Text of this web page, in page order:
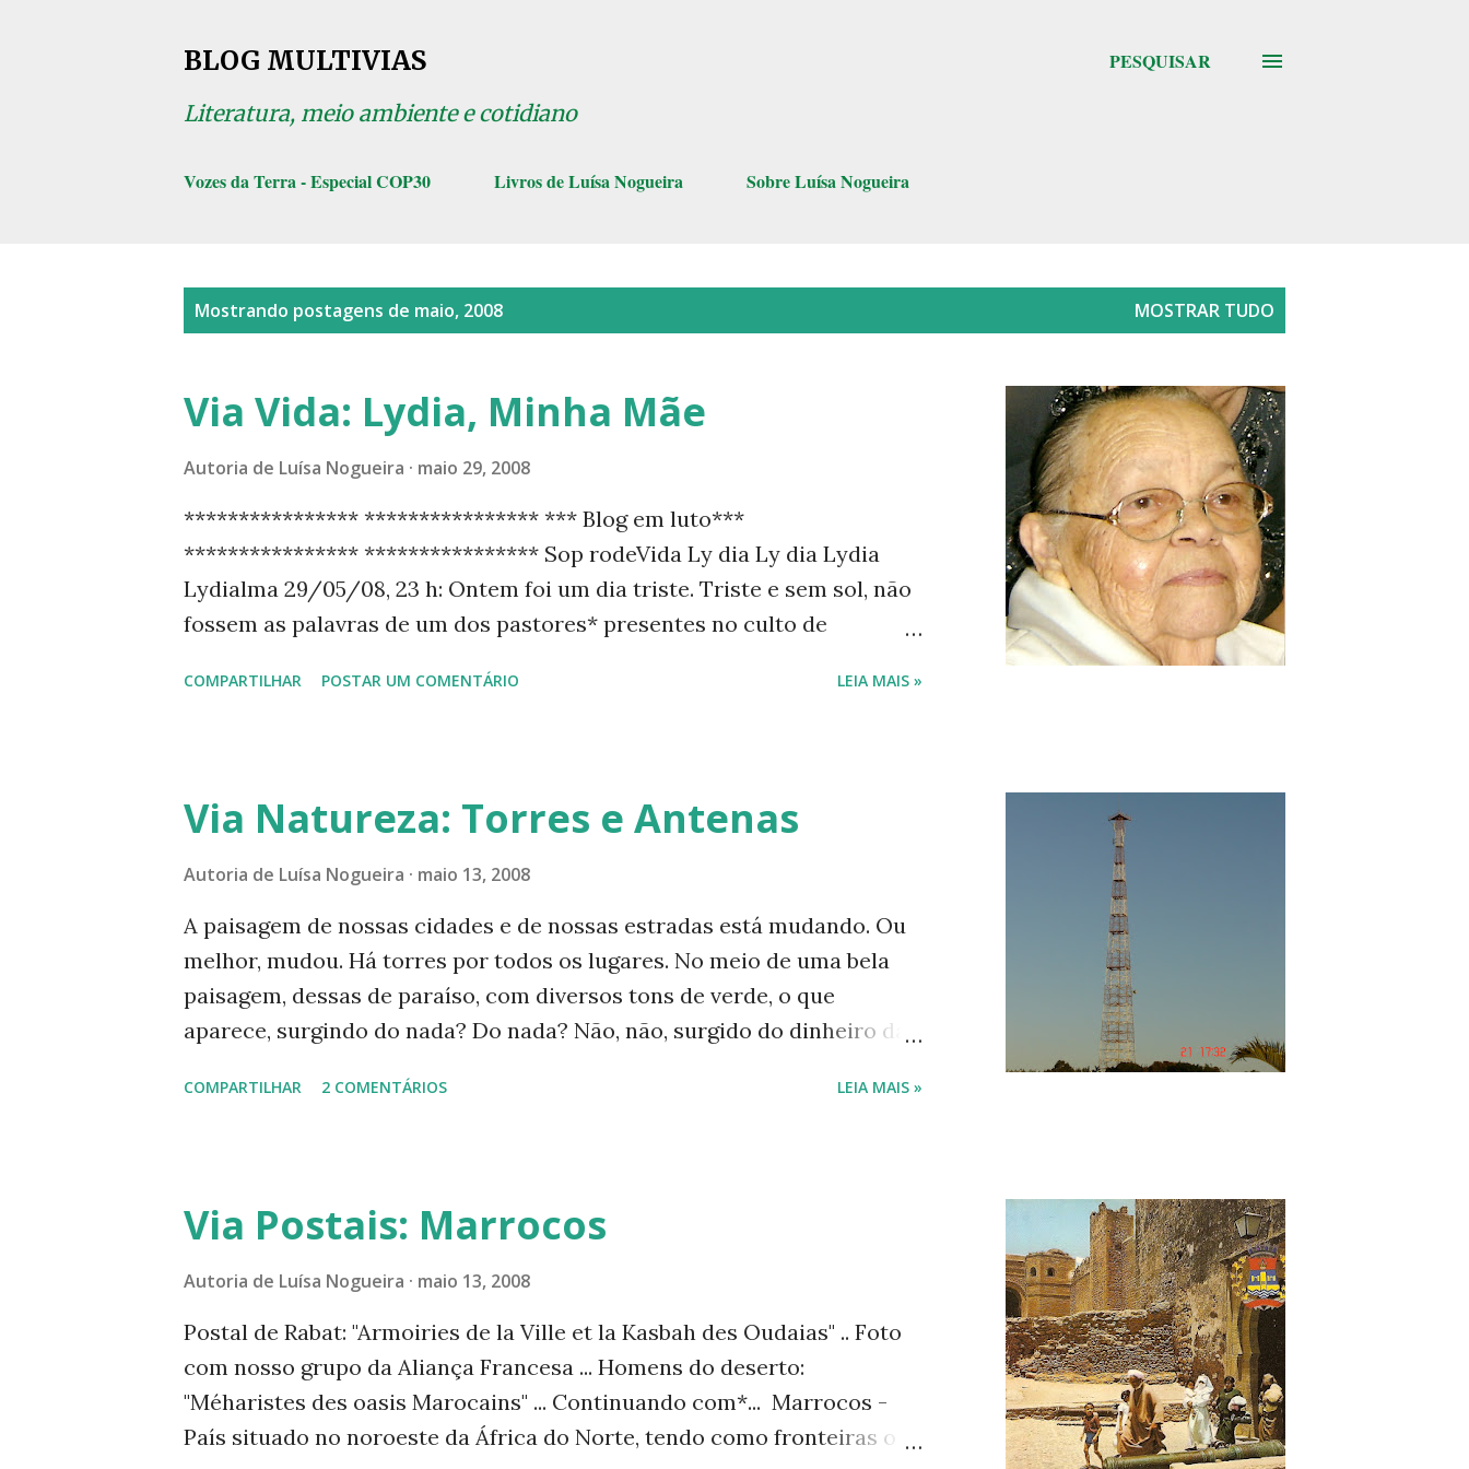
BLOG MULTIVIAS
Literatura, meio ambiente e cotidiano
PESQUISAR
Vozes da Terra - Especial COP30 Livros de Luísa Nogueira Sobre Luísa Nogueira
Mostrando postagens de maio, 2008 MOSTRAR TUDO
Via Vida: Lydia, Minha Mãe
Autoria de Luísa Nogueira maio 29, 2008
**************** **************** *** Blog em luto***
**************** **************** Sop rodeVida Ly dia Ly dia Lydia
Lydialma 29/05/08, 23 h: Ontem foi um dia triste. Triste e sem sol, não
fossem as palavras de um dos pastores* presentes no culto de
disse: "A morte é o começo de uma nova Vida".
Faleceu em Goiânia, Goiás, dia 27 de maio, terça-feira, às 11 horas da
manhã. Seu sepultamento foi ontem, quarta-feira, dia 28, às 10 horas.
************************************************** Acompanhe este
acessar minha página no Instagram, aponte a câmera de seu celular
para a tag de nom e abaixo: Facebook: Luísa Nogueira Pinterest: Luísa
Nogueira #naturezaemfotosluisan -------...
COMPARTILHAR POSTAR UM COMENTÁRIO LEIA MAIS »
Via Natureza: Torres e Antenas
Autoria de Luísa Nogueira maio 13, 2008
A paisagem de nossas cidades e de nossas estradas está mudando. Ou
melhor, mudou. Há torres por todos os lugares. No meio de uma bela
paisagem, dessas de paraíso, com diversos tons de verde, o que
aparece, surgindo do nada? Do nada? Não, não, surgido do dinheiro das
proporção das aparelhinhos. Todo mundo tem um. Há até aqueles que
como as torres e as anteninhas dos celulares contribuem para isso.
Empresas e consumidores, vamos pensar mais na perpetuação da vida
do planeta Terra? Se nosso planeta adoece, adoecemos juntos. Não ao
primeiro lugar. S.O.S. ao bom senso! A vida do planeta pede socorro.
Help! Help! --------------------------------------------------------
Acompanhe este blog e nossas...
COMPARTILHAR 2 COMENTÁRIOS LEIA MAIS »
Via Postais: Marrocos
Autoria de Luísa Nogueira maio 13, 2008
Postal de Rabat: "Armoiries de la Ville et la Kasbah des Oudaias" .. Foto
com nosso grupo da Aliança Francesa ... Homens do deserto:
"Méharistes des oasis Marocains" ... Continuando com*... Marrocos -
País situado no noroeste da África do Norte, tendo como fronteiras o